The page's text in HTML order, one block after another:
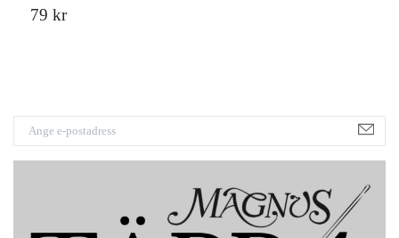
79 kr